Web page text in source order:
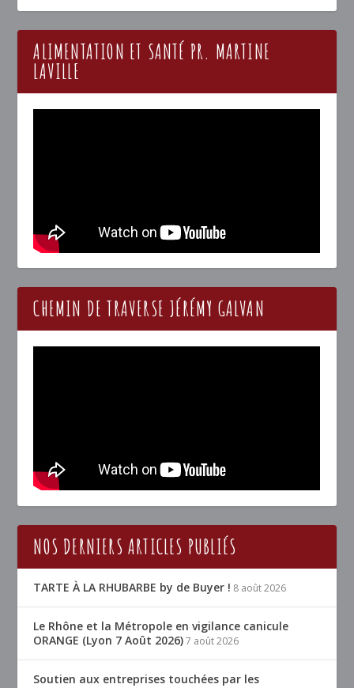
ALIMENTATION ET SANTÉ PR. MARTINE
LAVILLE
CHEMIN DE TRAVERSE JÉRÉMY GALVAN
NOS DERNIERS ARTICLES PUBLIÉS
TARTE À LA RHUBARBE by de Buyer ! 8 août 2026
Le Rhône et la Métropole en vigilance canicule
ORANGE (Lyon 7 Août 2026) 7 août 2026
Soutien aux entreprises touchées par les